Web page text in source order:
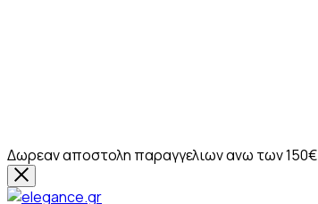
Δωρεαν αποστολη παραγγελιων ανω των 150€